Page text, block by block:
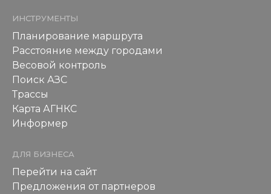
ИНСТРУМЕНТЫ
Планирование маршрута
Расстояние между городами
Весовой контроль
Поиск АЗС
Трассы
Карта АГНКС
Информер
ДЛЯ БИЗНЕСА
Перейти на сайт
Предложения от партнеров